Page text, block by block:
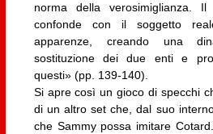
norma della verosimiglianza.
confonde con il soggetto
apparenze, creando una
sostituzione dei due enti e
questi» (pp. 139-140).
Si apre così un gioco di specchi
di un altro set che, dal suo
che Sammy possa imitare